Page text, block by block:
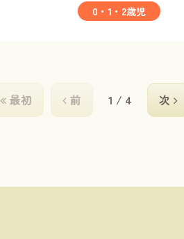
0・1・2歳児
最初 前 1 / 4 次